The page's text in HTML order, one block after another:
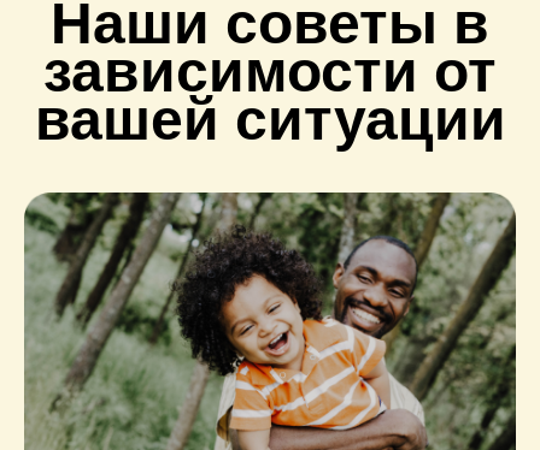
Наши советы в
зависимости от
вашей ситуации